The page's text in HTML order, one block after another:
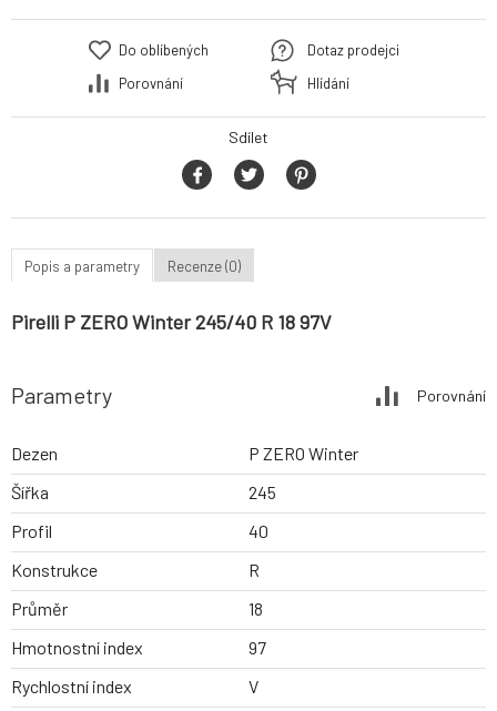
Do oblíbených
Porovnání
Dotaz prodejci
Hlídání
Sdílet
Popis a parametry Recenze (0)
Pirelli P ZERO Winter 245/40 R 18 97V
Parametry Porovnání
Dezen
P ZERO Winter
Šířka
245
Profil
40
Konstrukce
R
Průměr
18
Hmotnostní index
97
Rychlostní index
V